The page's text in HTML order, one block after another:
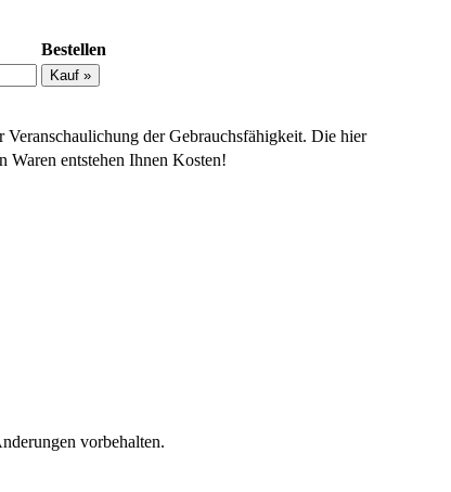
Bestellen
Veranschaulichung der Gebrauchsfähigkeit. Die hier
Waren entstehen Ihnen Kosten!
vorbehalten.